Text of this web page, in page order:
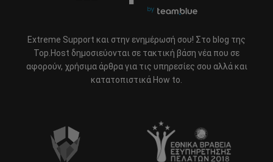
Extreme Support και στην ενημέρωσή σου! Στο blog της
Top.Host δημοσιεύονται σε τακτική βάση νέα που σε
αφορούν, χρήσιμα άρθρα για τις υπηρεσίες σου αλλά και
κατατοπιστικά How to.